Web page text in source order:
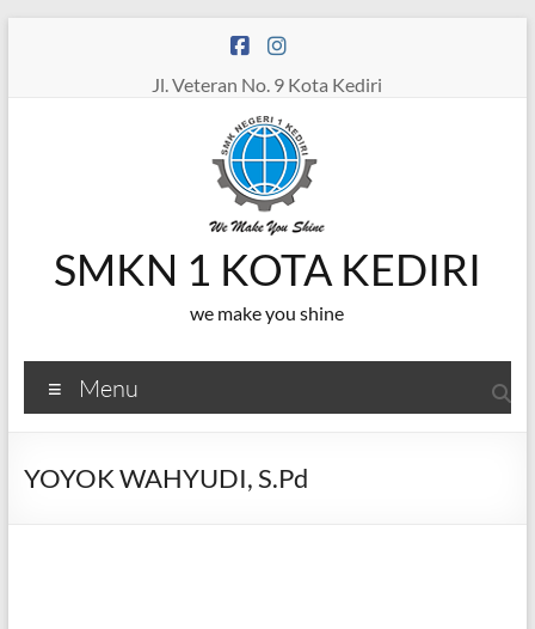
Jl. Veteran No. 9 Kota Kediri
SMKN 1 KOTA KEDIRI
we make you shine
Menu
YOYOK WAHYUDI, S.Pd